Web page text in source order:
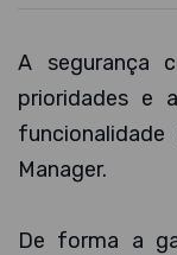
A segurança
prioridades e
funcionalidade
Manager.
De forma a